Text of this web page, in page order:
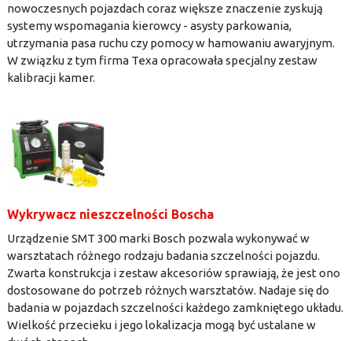
nowoczesnych pojazdach coraz większe znaczenie zyskują
systemy wspomagania kierowcy - asysty parkowania,
utrzymania pasa ruchu czy pomocy w hamowaniu awaryjnym.
W związku z tym firma Texa opracowała specjalny zestaw
kalibracji kamer.
Wykrywacz nieszczelności Boscha
Urządzenie SMT 300 marki Bosch pozwala wykonywać w
warsztatach różnego rodzaju badania szczelności pojazdu.
Zwarta konstrukcja i zestaw akcesoriów sprawiają, że jest ono
dostosowane do potrzeb różnych warsztatów. Nadaje się do
badania w pojazdach szczelności każdego zamkniętego układu.
Wielkość przecieku i jego lokalizacja mogą być ustalane w